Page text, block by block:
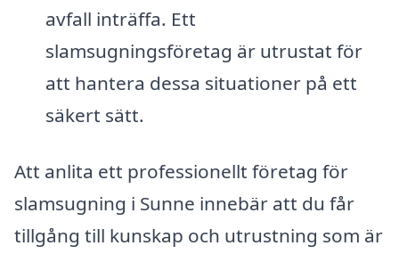
avfall inträffa. Ett
slamsugningsföretag är utrustat för
att hantera dessa situationer på ett
säkert sätt.
Att anlita ett professionellt företag för
slamsugning i Sunne innebär att du får
tillgång till kunskap och utrustning som är